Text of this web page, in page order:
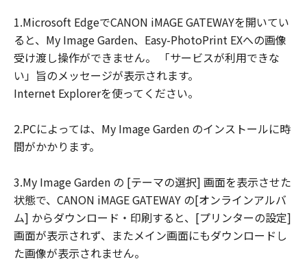
一切の責任を負いません。
ユーザーは、日本国政府または該当国の政
府より必要な許可等を得ることなしに、本
ソフトウェアの全部または一部を、直接ま
たは間接に輸出してはなりません。
1.Microsoft EdgeでCANON iMAGE GATEWAYを開いてい
ると、My Image Garden、Easy-PhotoPrint EXへの画像
受け渡し操作ができません。 「サービスが利用できな
い」旨のメッセージが表示されます。
Internet Explorerを使ってください。
2.PCによっては、My Image Garden のインストールに時
間がかかります。
3.My Image Garden の [テーマの選択] 画面を表示させた
状態で、CANON iMAGE GATEWAY の[オンラインアルバ
ム] からダウンロード・印刷すると、[プリンターの設定]
画面が表示されず、またメイン画面にもダウンロードし
た画像が表示されません。